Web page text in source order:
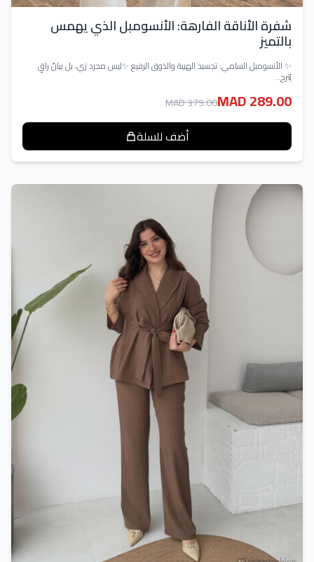
شفرة الأناقة الفارهة: الأنسومبل الذي يهمس
بالتميز
✨ الأنسومبل السامي: تجسيد الهيبة والذوق الرفيع ✨ليس مجرد زي، بل بيانٌ راقٍ
يُترج...
MAD 289.00
MAD 379.00
أضف للسلة